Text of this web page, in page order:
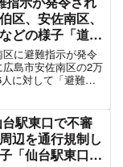
で通行止め
るんだよね…
May